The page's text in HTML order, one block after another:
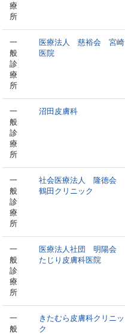
療
所
一
般
診
療
所
医療法人 慈裕会 宮崎
医院
一
般
診
療
所
沼田皮膚科
一
般
診
療
所
社会医療法人 隆徳会
鶴田クリニック
一
般
診
療
所
医療法人社団 明陽会
たじり皮膚科医院
一
般
きたむら皮膚科クリニッ
ク